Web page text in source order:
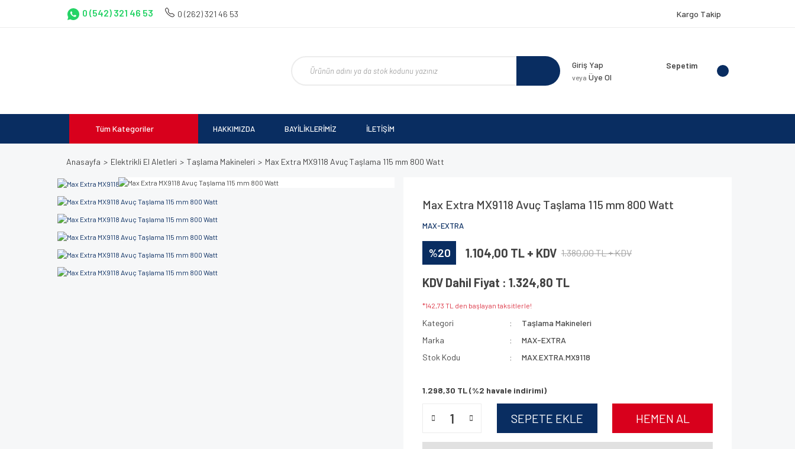
0 (542) 321 46 53 0 (262) 321 46 53 Kargo Takip
Giriş Yap
veya Üye Ol
Sepetim
Tüm Kategoriler HAKKIMIZDA BAYİLİKLERİMİZ İLETİŞİM
Anasayfa Elektrikli El Aletleri Taşlama Makineleri Max Extra MX9118 Avuç Taşlama 115 mm 800 Watt
Max Extra MX9118 Avuç Taşlama 115 mm 800 Watt
MAX-EXTRA
%20 1.104,00 TL + KDV 1.380,00 TL + KDV
KDV Dahil Fiyat : 1.324,80 TL
*142,73 TL den başlayan taksitlerle!
Kategori
Taşlama Makineleri
Marka
MAX-EXTRA
Stok Kodu
MAX.EXTRA.MX9118
1.298,30 TL (%2 havale indirimi)
SEPETE EKLE HEMEN AL